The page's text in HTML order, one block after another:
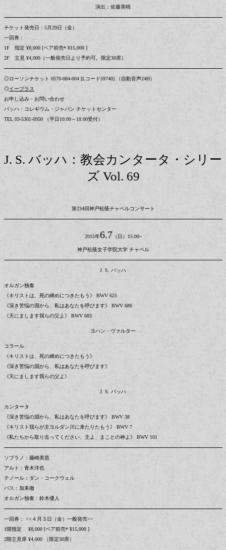
演出：佐藤美晴
チケット発売日：5月29日（金）
一回券：
1F 指定 ¥8,000 [ペア前売* ¥15,000 ]
2F 立見 ¥4,000（一般発売日より予約可。限定30席）
◎ローソンチケット 0570-084-004 [Lコード59740] （自動音声24H）
◎イープラス
お申し込み・お問い合わせ
バッハ・コレギウム・ジャパン チケットセンター
TEL 03-5301-0950 （平日10:00～18:00受付）
J. S. バッハ：教会カンタータ・シリー
ズ Vol. 69
第234回神戸松蔭チャペルコンサート
2015年6.7 （日）15:00~
神戸松蔭女子学院大学 チャペル
J. S. バッハ
オルガン独奏
《キリストは、死の縛めにつきたもう》 BWV 625
《深き苦悩の淵から、私はあなたを呼びます》 BWV 686
《天にまします我らの父よ》 BWV 683
ヨハン・ヴァルター
コラール
《キリストは、死の縛めにつきたもう》
《深き苦悩の淵から、私はあなたを呼びます》
《天にまします我らの父よ》
J. S. バッハ
カンタータ
《深き苦悩の淵から、私はあなたを呼びます》 BWV 38
《キリスト我らが主ヨルダン川に来たりたもう》 BWV 7
《私たちから取り去ってください、主よ、まことの神よ》 BWV 101
ソプラノ：藤崎美苗
アルト：青木洋也
テノール：ダン・コークウェル
バス：加耒徹
オルガン独奏：鈴木優人
一回券： <<４月３日（金）一般発売>>
1階指定 ¥8,000 [ペア前売* ¥15,000 ]
2階立見席 ¥4,000 （限定30席）